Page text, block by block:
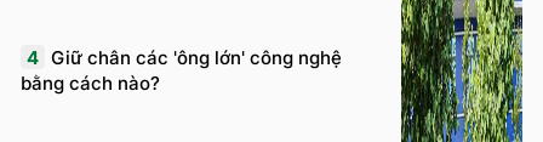
4 Giữ chân các 'ông lớn' công nghệ
bằng cách nào?